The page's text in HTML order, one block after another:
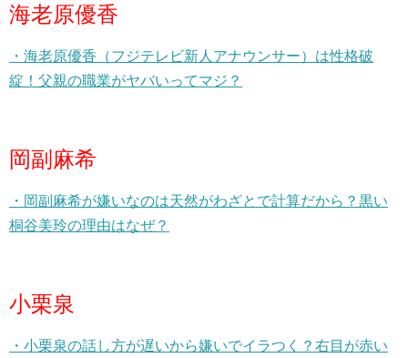
海老原優香
・海老原優香（フジテレビ新人アナウンサー）は性格破
綻！父親の職業がヤバいってマジ？
岡副麻希
・岡副麻希が嫌いなのは天然がわざとで計算だから？黒い
桐谷美玲の理由はなぜ？
小栗泉
・小栗泉の話し方が遅いから嫌いでイラつく？右目が赤い